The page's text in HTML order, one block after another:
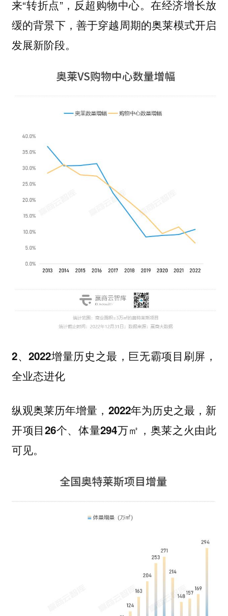
来“转折点”，反超购物中心。在经济增长放
缓的背景下，善于穿越周期的奥莱模式开启
发展新阶段。
2、2022增量历史之最，巨无霸项目刷屏，
全业态进化
纵观奥莱历年增量， 2022年为历史之最，新
开项目26个、体量294万㎡ ，奥莱之火由此
可见。